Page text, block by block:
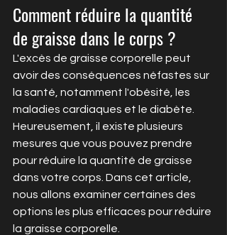
Comment réduire la quantité
de graisse dans le corps ?
L'excès de graisse corporelle peut
avoir des conséquences néfastes sur
la santé, notamment l'obésité, les
maladies cardiaques et le diabète.
Heureusement, il existe plusieurs
mesures que vous pouvez prendre
pour réduire la quantité de graisse
dans votre corps. Dans cet article,
nous allons examiner certaines des
options les plus efficaces pour réduire
la graisse corporelle.